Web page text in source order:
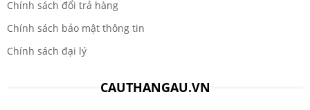
Chính sách đổi trả hàng
Chính sách bảo mật thông tin
Chính sách đại lý
CAUTHANGAU.VN